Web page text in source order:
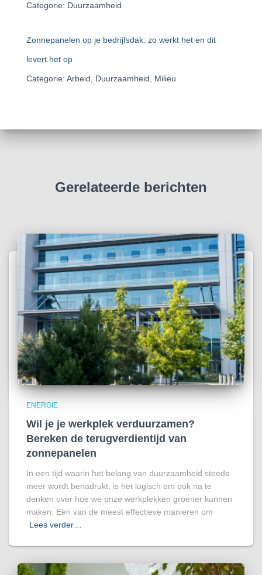
Categorie: Duurzaamheid
Zonnepanelen op je bedrijfsdak: zo werkt het en dit
levert het op
Categorie: Arbeid, Duurzaamheid, Milieu
Gerelateerde berichten
ENERGIE
Wil je je werkplek verduurzamen?
Bereken de terugverdientijd van
zonnepanelen
In een tijd waarin het belang van duurzaamheid steeds
meer wordt benadrukt, is het logisch om ook na te
denken over hoe we onze werkplekken groener kunnen
maken. Een van de meest effectieve manieren om
Lees verder…